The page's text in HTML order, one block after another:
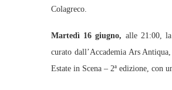
Colagreco.
Martedì 16 giugno, alle 21:00,
curato dall’Accademia Ars
Estate in Scena – 2ª edizione, con